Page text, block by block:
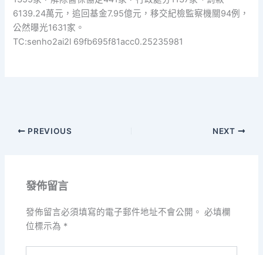
6139.24萬元，追回基金7.95億元，移交紀檢監察機關94例，
公然曝光1631家。
TC:senho2ai2l 69fb695f81acc0.25235981
PREVIOUS NEXT
發佈留言
發佈留言必須填寫的電子郵件地址不會公開。 必填欄
位標示為 *